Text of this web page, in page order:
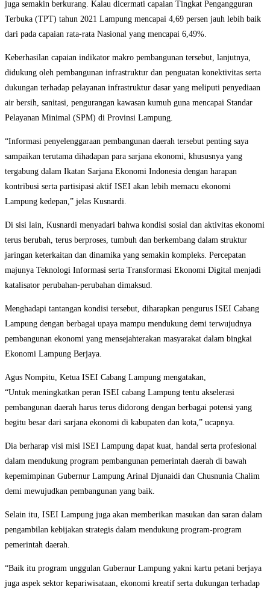
juga semakin berkurang. Kalau dicermati capaian Tingkat Pengangguran
Terbuka (TPT) tahun 2021 Lampung mencapai 4,69 persen jauh lebih baik
dari pada capaian rata-rata Nasional yang mencapai 6,49%.
Keberhasilan capaian indikator makro pembangunan tersebut, lanjutnya,
didukung oleh pembangunan infrastruktur dan penguatan konektivitas serta
dukungan terhadap pelayanan infrastruktur dasar yang meliputi penyediaan
air bersih, sanitasi, pengurangan kawasan kumuh guna mencapai Standar
Pelayanan Minimal (SPM) di Provinsi Lampung.
“Informasi penyelenggaraan pembangunan daerah tersebut penting saya
sampaikan terutama dihadapan para sarjana ekonomi, khususnya yang
tergabung dalam Ikatan Sarjana Ekonomi Indonesia dengan harapan
kontribusi serta partisipasi aktif ISEI akan lebih memacu ekonomi
Lampung kedepan,” jelas Kusnardi.
Di sisi lain, Kusnardi menyadari bahwa kondisi sosial dan aktivitas ekonomi
terus berubah, terus berproses, tumbuh dan berkembang dalam struktur
jaringan keterkaitan dan dinamika yang semakin kompleks. Percepatan
majunya Teknologi Informasi serta Transformasi Ekonomi Digital menjadi
katalisator perubahan-perubahan dimaksud.
Menghadapi tantangan kondisi tersebut, diharapkan pengurus ISEI Cabang
Lampung dengan berbagai upaya mampu mendukung demi terwujudnya
pembangunan ekonomi yang mensejahterakan masyarakat dalam bingkai
Ekonomi Lampung Berjaya.
Agus Nompitu, Ketua ISEI Cabang Lampung mengatakan,
“Untuk meningkatkan peran ISEI cabang Lampung tentu akselerasi
pembangunan daerah harus terus didorong dengan berbagai potensi yang
begitu besar dari sarjana ekonomi di kabupaten dan kota,” ucapnya.
Dia berharap visi misi ISEI Lampung dapat kuat, handal serta profesional
dalam mendukung program pembangunan pemerintah daerah di bawah
kepemimpinan Gubernur Lampung Arinal Djunaidi dan Chusnunia Chalim
demi mewujudkan pembangunan yang baik.
Selain itu, ISEI Lampung juga akan memberikan masukan dan saran dalam
pengambilan kebijakan strategis dalam mendukung program-program
pemerintah daerah.
“Baik itu program unggulan Gubernur Lampung yakni kartu petani berjaya
juga aspek sektor kepariwisataan, ekonomi kreatif serta dukungan terhadap